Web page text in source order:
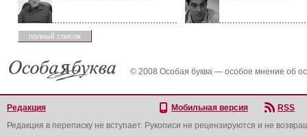
полный список
© 2008 Особая буква — особое мнение об
Редакция Мобильная версия
RSS
Редакция в переписку не вступает. Рукописи не рецензируются и не